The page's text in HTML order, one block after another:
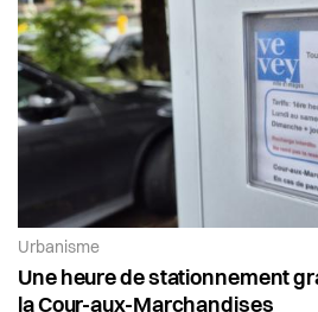
Article de la catégorie:
Urbanisme
Une heure de stationnement
la Cour-aux-Marchandises